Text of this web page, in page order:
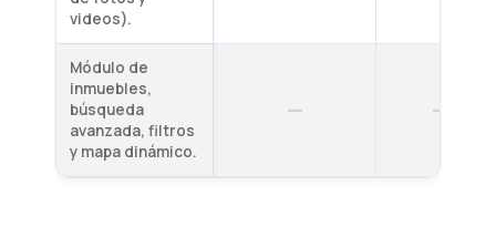
videos).
Módulo de
inmuebles,
búsqueda
avanzada, filtros
y mapa dinámico.
— —